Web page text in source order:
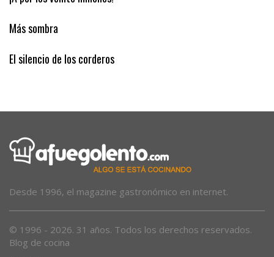
¡A por los veinte millones!
Más sombra